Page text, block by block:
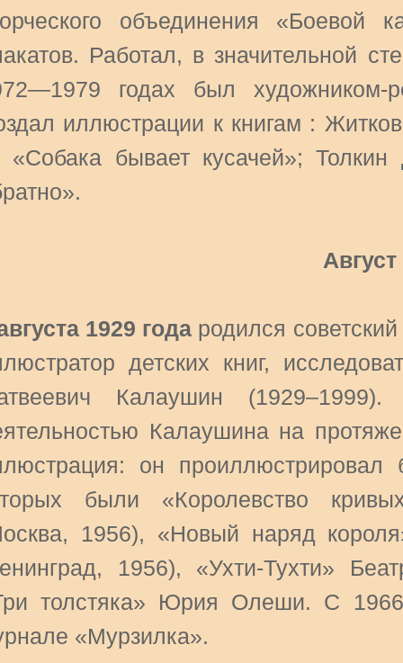
объединения «Боевой
Работал, в значительной
годах был художником-
иллюстрации к книгам :
«Собака бывает кусачей»;
Август
1929 года родился
детских книг,
Калаушин (1929–1999).
Калаушина на
он проиллюстрировал
были «Королевство
1956), «Новый наряд
1956), «Ухти-Тухти»
толстяка» Юрия Олеши. С 1966
«Мурзилка».